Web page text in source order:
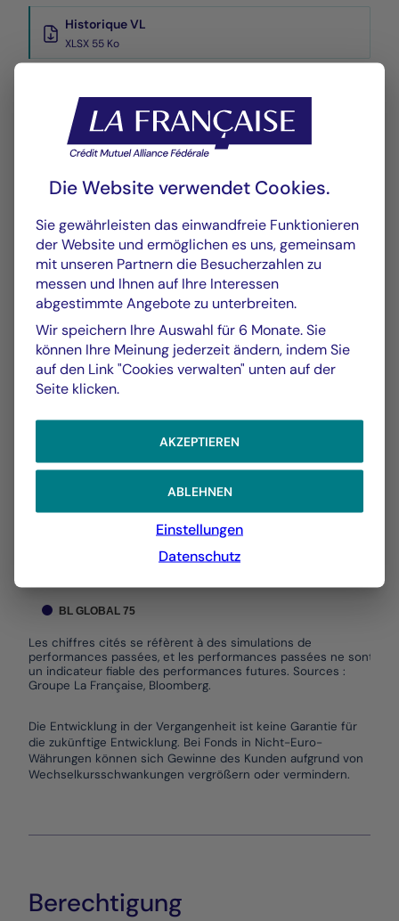
Historique VL
XLSX 55 Ko
GRAFIK TABELLE
Grafik
Wertentwicklung
Am 05.08.2026
Chart
Chart with 147 data points.
Les chiffres cités se réfèrent à des simulations de
Les chiffres cités se réfèrent à des simulations de
performances passées, et les performances passées ne sont pas
un indicateur fiable des performances futures. Sources :
Groupe La Française, Bloomberg.
YTD ▾
Vom :
BL GLOBAL 75
Die Entwicklung in der Vergangenheit ist keine Garantie für
die zukünftige Entwicklung. Bei Fonds in Nicht-Euro-
Währungen können sich Gewinne des Kunden aufgrund von
Wechselkursschwankungen vergrößern oder vermindern.
Berechtigung
Die Website verwendet Cookies.
Sie gewährleisten das einwandfreie Funktionieren
der Website und ermöglichen es uns, gemeinsam
mit unseren Partnern die Besucherzahlen zu
messen und Ihnen auf Ihre Interessen
abgestimmte Angebote zu unterbreiten.
Wir speichern Ihre Auswahl für 6 Monate. Sie
können Ihre Meinung jederzeit ändern, indem Sie
auf den Link "Cookies verwalten" unten auf der
Seite klicken.
AKZEPTIEREN
ABLEHNEN
Einstellungen
Datenschutz